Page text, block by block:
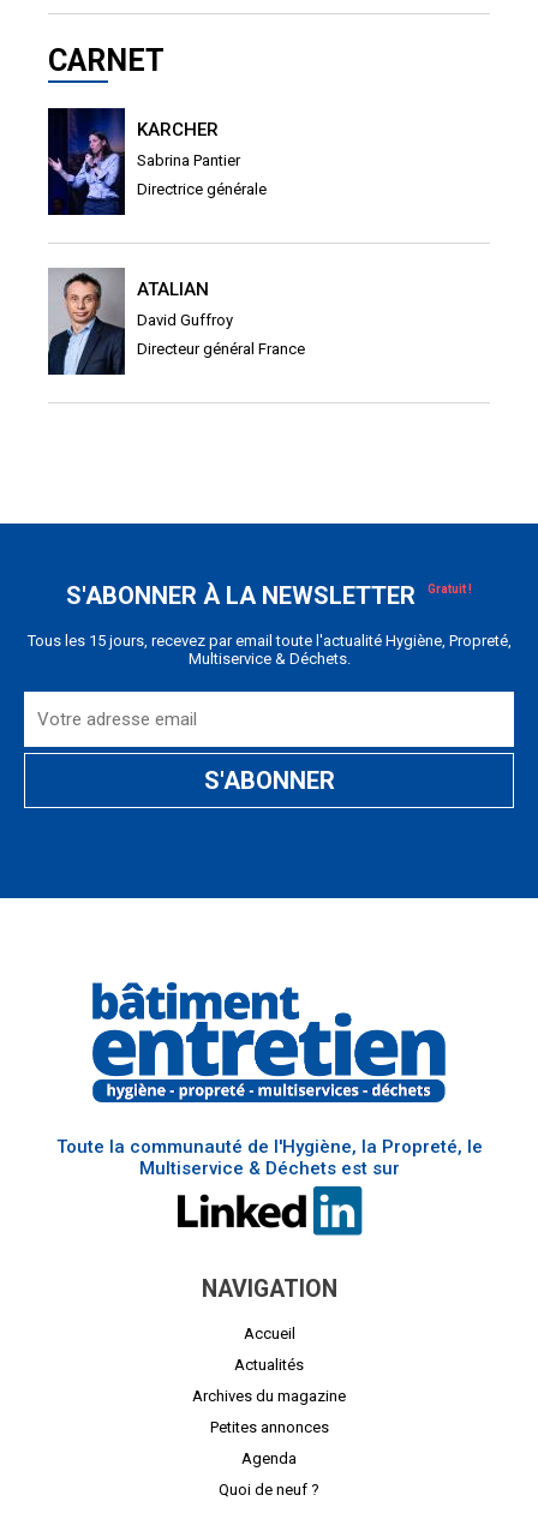
CARNET
KARCHER
Sabrina Pantier
Directrice générale
ATALIAN
David Guffroy
Directeur général France
S'ABONNER À LA NEWSLETTER
Tous les 15 jours, recevez par email toute l'actualité Hygiène, Propreté,
Multiservice & Déchets.
Toute la communauté de l'Hygiène, la Propreté, le
Multiservice & Déchets est sur
NAVIGATION
Accueil
Actualités
Archives du magazine
Petites annonces
Agenda
Quoi de neuf ?